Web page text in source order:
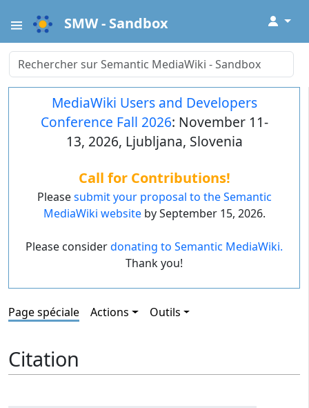
SMW - Sandbox ↓
MediaWiki Users and Developers
Conference Fall 2026: November 11-
13, 2026, Ljubljana, Slovenia
Call for Contributions!
Pleasesubmit your proposal to the Semantic
MediaWiki websiteby September 15, 2026.
Please considerdonating to Semantic MediaWiki.
Thank you!
Page spéciale Actions Outils
Citation